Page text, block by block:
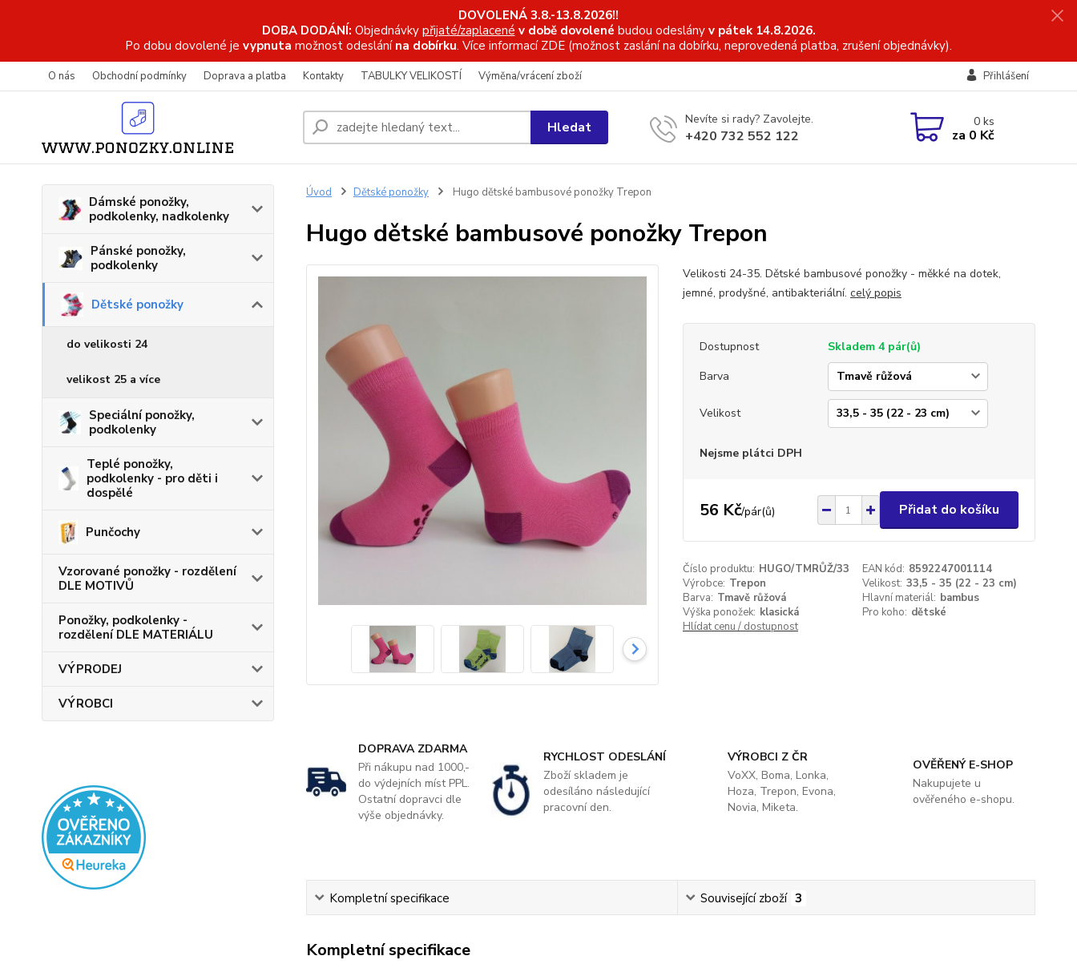
DOVOLENÁ 3.8.-13.8.2026!!
DOBA DODÁNÍ: Objednávky přijaté/zaplacené v době dovolené budou odeslány v pátek 14.8.2026.
Po dobu dovolené je vypnuta možnost odeslání na dobírku. Více informací ZDE (možnost zaslání na dobírku, neprovedená platba, zrušení objednávky).
O nás Obchodní podmínky Doprava a platba Kontakty TABULKY VELIKOSTÍ Výměna/vrácení zboží Přihlášení
Hledat Nevíte si rady? Zavolejte.
+420 732 552 122
0ks
za 0 Kč
Dámské ponožky,
podkolenky, nadkolenky
Pánské ponožky,
podkolenky
Dětské ponožky
do velikosti 24
velikost 25 a více
Speciální ponožky,
podkolenky
Teplé ponožky,
podkolenky - pro děti i
dospělé
Punčochy
Vzorované ponožky - rozdělení
DLE MOTIVŮ
Ponožky, podkolenky -
rozdělení DLE MATERIÁLU
VÝPRODEJ
VÝROBCI
Úvod Dětské ponožky Hugo dětské bambusové ponožky Trepon
Hugo dětské bambusové ponožky Trepon
Velikosti 24-35. Dětské bambusové ponožky - měkké na dotek,
jemné, prodyšné, antibakteriální. celý popis
Dostupnost
Skladem 4 pár(ů)
Barva
Velikost
Nejsme plátci DPH
56 Kč/pár(ů) Přidat do košíku
Číslo produktu: HUGO/TMRŮŽ/33 EAN kód: 8592247001114
Výrobce: Trepon Velikost: 33,5 - 35 (22 - 23 cm)
Barva: Tmavě růžová Hlavní materiál: bambus
Výška ponožek: klasická Pro koho: dětské
Hlídat cenu / dostupnost
DOPRAVA ZDARMA
Při nákupu nad 1000,-
do výdejních míst PPL.
Ostatní dopravci dle
výše objednávky.
RYCHLOST ODESLÁNÍ
Zboží skladem je
odesíláno následující
pracovní den.
VÝROBCI Z ČR
VoXX, Boma, Lonka,
Hoza, Trepon, Evona,
Novia, Miketa.
OVĚŘENÝ E-SHOP
Nakupujete u
ověřeného e-shopu.
Kompletní specifikace Související zboží 3
Kompletní specifikace